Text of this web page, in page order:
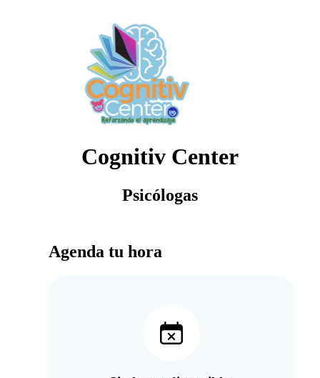
Cognitiv Center
Psicólogas
Agenda tu hora